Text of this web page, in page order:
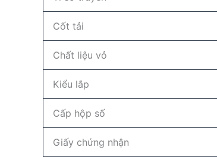
Cốt tải
Chất liệu vỏ
Kiểu lắp
Cấp hộp số
Giấy chứng nhận